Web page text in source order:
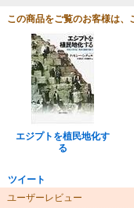
この商品をご覧のお客様は、
エジプトを植民地化す
る
ツイート
ユーザーレビュー